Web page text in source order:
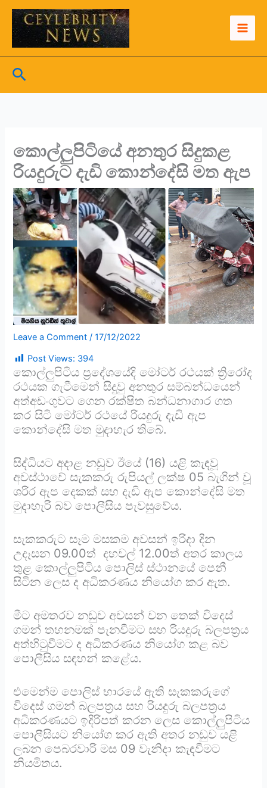
Skip
content
Search
කොල්ලුපිටියේ අනතුර සිදුකළ
රියදුරුට දැඩි කොන්දේසි මත ඇප
Leave a Comment /17/12/2022
Post Views: 394
කොල්ලුපිටිය ප්‍රදේශයේදි මෝටර් රථයක් ත්‍රිරෝද
රථයක ගැටීමෙන් සිදුවු අනතුර සම්බන්ධයෙන්
අත්අඩංගුවට ගෙන රක්ෂිත බන්ධනාගාර ගත
කර සිටි මෝටර් රථයේ රියදුරු දැඩි ඇප
කොන්දේසි මත මුදාහැර තිබේ.
සිද්ධියට අදාළ නඩුව ඊයේ (16) යළි කැඳවූ
අවස්ථාවේ සැකකරු රුපියල් ලක්ෂ 05 බැගින් වූ
ශරිර ඇප දෙකක් සහ දැඩි ඇප කොන්දේසි මත
මුදාහැරි බව පොලීසිය පැවසුවේය.
සැකකරුට සෑම මසකම අවසන් ඉරිදා දින
උදෑසන 09.00ත් දහවල් 12.00ත් අතර කාලය
තුළ කොල්ලුපිටිය පොලිස් ස්ථානයේ පෙනී
සිටින ලෙස ද අධිකරණය නියෝග කර ඇත.
මීට අමතරව නඩුව අවසන් වන තෙක් විදෙස්
ගමන් තහනමක් පැනවීමට සහ රියදුරු බලපත්‍රය
අත්හිටුවීමට ද අධිකරණය නියෝග කළ බව
පොලීසිය සඳහන් කළේය.
එමෙන්ම පොලිස් භාරයේ ඇති සැකකරුගේ
විදෙස් ගමන් බලපත්‍රය සහ රියදුරු බලපත්‍රය
අධිකරණයට ඉදිරිපත් කරන ලෙස කොල්ලුපිටිය
පොලීසියට නියෝග කර ඇති අතර නඩුව යළි
ලබන පෙබරවාරි මස 09 වැනිදා කැඳවීමට
නියමිතය.